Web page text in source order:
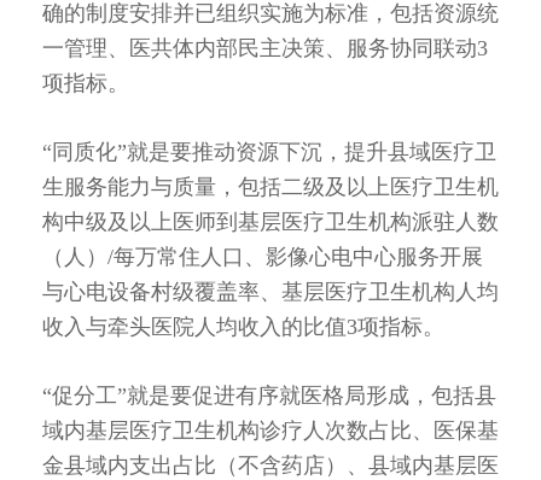
确的制度安排并已组织实施为标准，包括资源统
一管理、医共体内部民主决策、服务协同联动3
项指标。
“同质化”就是要推动资源下沉，提升县域医疗卫
生服务能力与质量，包括二级及以上医疗卫生机
构中级及以上医师到基层医疗卫生机构派驻人数
（人）/每万常住人口、影像心电中心服务开展
与心电设备村级覆盖率、基层医疗卫生机构人均
收入与牵头医院人均收入的比值3项指标。
“促分工”就是要促进有序就医格局形成，包括县
域内基层医疗卫生机构诊疗人次数占比、医保基
金县域内支出占比（不含药店）、县域内基层医